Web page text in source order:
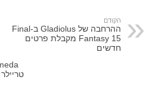
הקודם
ההרחבה של Gladiolus ב-Final
Fantasy 15 מקבלת פרטים
חדשים